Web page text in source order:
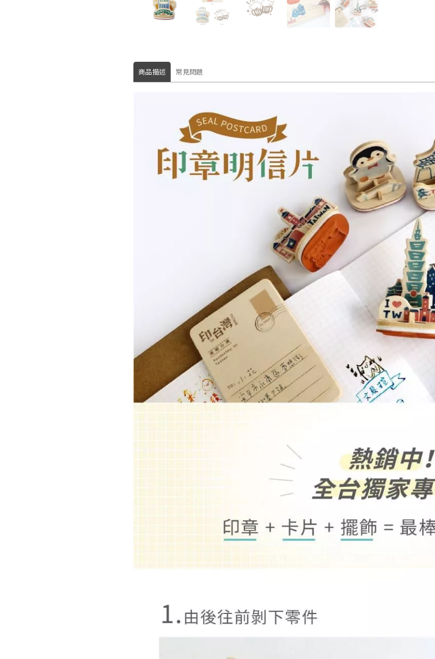
商品描述 常見問題